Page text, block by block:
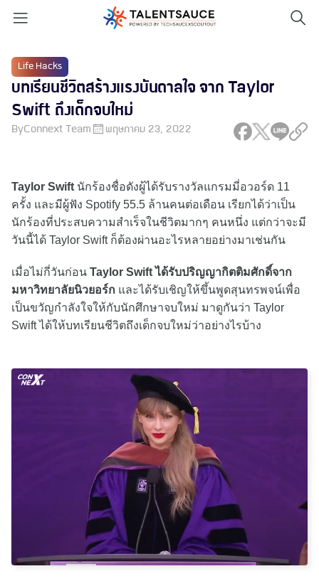
Life Hacks
บทเรียนชีวิตสร้างแรงบันดาลใจ จาก Taylor
Swift ถึงเด็กจบใหม่
ByConnext Team พฤษภาคม 23, 2022
Taylor Swift นักร้องชื่อดังผู้ได้รับรางวัลแกรมมี่อวอร์ด 11
ครั้ง และมีผู้ฟัง Spotify 55.5 ล้านคนต่อเดือน เรียกได้ว่าเป็น
นักร้องที่ประสบความสำเร็จในชีวิตมากๆ คนหนึ่ง แต่กว่าจะมี
วันนี้ได้ Taylor Swift ก็ต้องผ่านอะไรหลายอย่างมาเช่นกัน
เมื่อไม่กี่วันก่อน Taylor Swift ได้รับปริญญากิตติมศักดิ์จาก
มหาวิทยาลัยนิวยอร์ก และได้รับเชิญให้ขึ้นพูดสุนทรพจน์เพื่อ
เป็นขวัญกำลังใจให้กับนักศึกษาจบใหม่ มาดูกันว่า Taylor
Swift ได้ให้บทเรียนชีวิตถึงเด็กจบใหม่ว่าอย่างไรบ้าง